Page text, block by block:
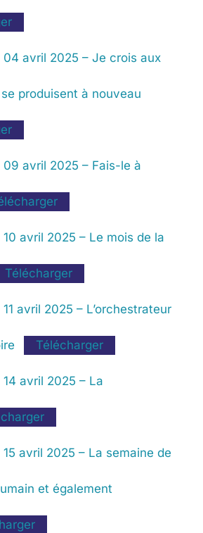
04 avril 2025 – Je crois aux
produisent à nouveau
09 avril 2025 – Fais-le à
10 avril 2025 – Le mois de la
Télécharger
11 avril 2025 – L’orchestrateur
Télécharger
14 avril 2025 – La
15 avril 2025 – La semaine de
et également